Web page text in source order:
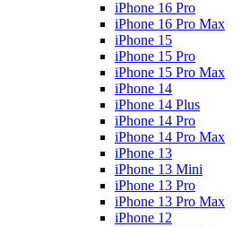
iPhone 16 Pro
iPhone 16 Pro Max
iPhone 15
iPhone 15 Pro
iPhone 15 Pro Max
iPhone 14
iPhone 14 Plus
iPhone 14 Pro
iPhone 14 Pro Max
iPhone 13
iPhone 13 Mini
iPhone 13 Pro
iPhone 13 Pro Max
iPhone 12